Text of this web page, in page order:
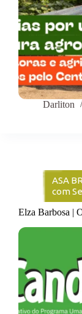
Darliton
ASA
com
Elza Barbosa |